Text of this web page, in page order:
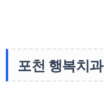
포천 행복치과